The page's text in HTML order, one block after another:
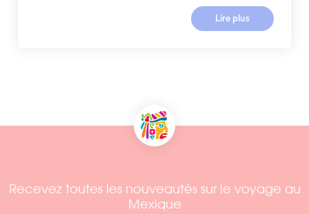
Lire plus
Recevez toutes les nouveautés sur le voyage au
Mexique